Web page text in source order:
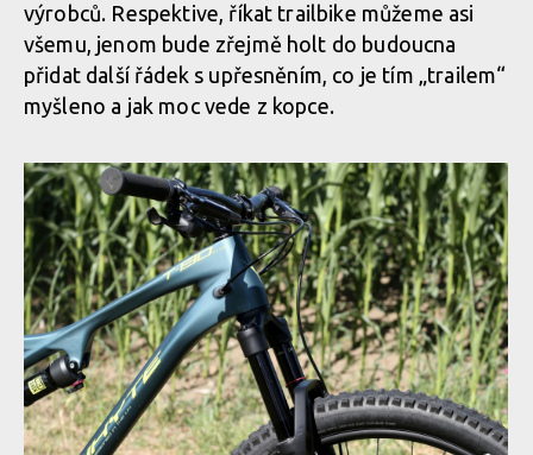
výrobců. Respektive, říkat trailbike můžeme asi
všemu, jenom bude zřejmě holt do budoucna
přidat další řádek s upřesněním, co je tím „trailem“
myšleno a jak moc vede z kopce.